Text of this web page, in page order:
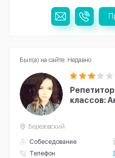
классов:
Собеседование
Телефон
Берёзовский
Был(а) на сайте: Недавно